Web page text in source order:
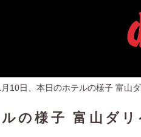
10日、本日のホテルの様子 富山
の様子 富山ダリ